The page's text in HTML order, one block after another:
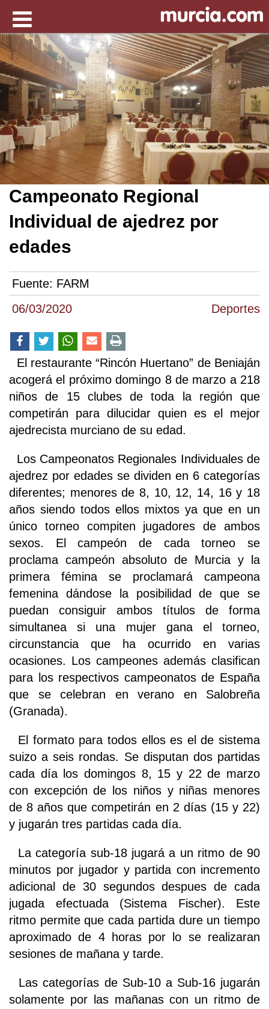
06/03/2020 Deportes
Campeonato Regional
Individual de ajedrez por
edades
Fuente: FARM
El restaurante “Rincón Huertano” de Beniaján
acogerá el próximo domingo 8 de marzo a 218
niños de 15 clubes de toda la región que
competirán para dilucidar quien es el mejor
ajedrecista murciano de su edad.
Los Campeonatos Regionales Individuales de
ajedrez por edades se dividen en 6 categorías
diferentes; menores de 8, 10, 12, 14, 16 y 18
años siendo todos ellos mixtos ya que en un
único torneo compiten jugadores de ambos
sexos. El campeón de cada torneo se
proclama campeón absoluto de Murcia y la
primera fémina se proclamará campeona
femenina dándose la posibilidad de que se
puedan consiguir ambos títulos de forma
simultanea si una mujer gana el torneo,
circunstancia que ha ocurrido en varias
ocasiones. Los campeones además clasifican
para los respectivos campeonatos de España
que se celebran en verano en Salobreña
(Granada).
El formato para todos ellos es el de sistema
suizo a seis rondas. Se disputan dos partidas
cada día los domingos 8, 15 y 22 de marzo
con excepción de los niños y niñas menores
de 8 años que competirán en 2 días (15 y 22)
y jugarán tres partidas cada día.
La categoría sub-18 jugará a un ritmo de 90
minutos por jugador y partida con incremento
adicional de 30 segundos despues de cada
jugada efectuada (Sistema Fischer). Este
ritmo permite que cada partida dure un tiempo
aproximado de 4 horas por lo se realizaran
sesiones de mañana y tarde.
Las categorías de Sub-10 a Sub-16 jugarán
solamente por las mañanas con un ritmo de